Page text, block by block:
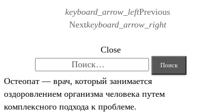
keyboard_arrow_leftPrevious
Nextkeyboard_arrow_right
Close
Остеопат — врач, который занимается
оздоровлением организма человека путем
комплексного подхода к проблеме.